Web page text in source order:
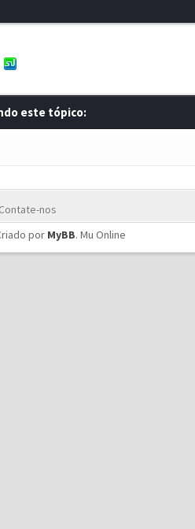
este tópico:
Contate-nos
por MyBB. Mu Online